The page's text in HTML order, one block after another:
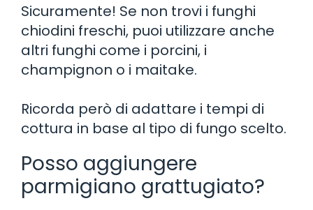
Sicuramente! Se non trovi i funghi
chiodini freschi, puoi utilizzare anche
altri funghi come i porcini, i
champignon o i maitake.
Ricorda però di adattare i tempi di
cottura in base al tipo di fungo scelto.
Posso aggiungere
parmigiano grattugiato?